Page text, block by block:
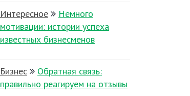
Интересное
Немного
мотивации: истории успеха
известных бизнесменов
Бизнес
Обратная связь:
правильно реагируем на отзывы